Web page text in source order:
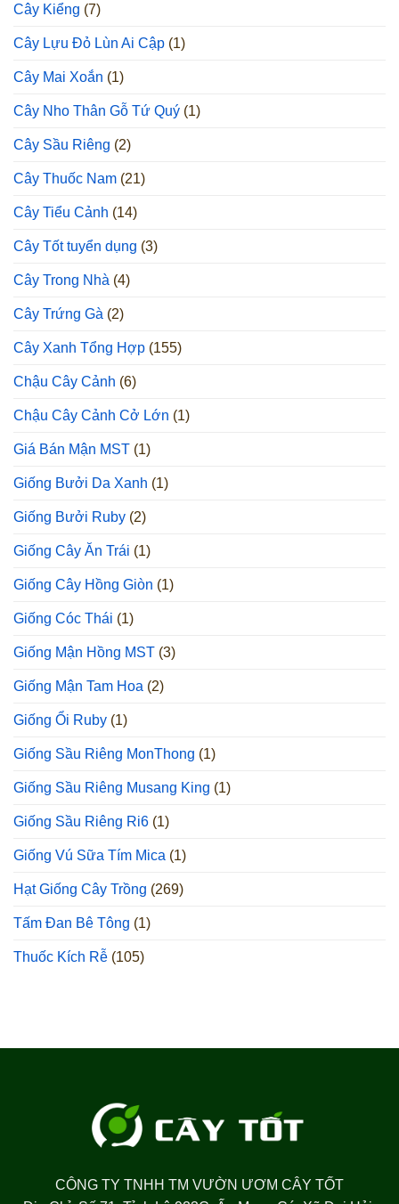
Cây Kiểng (7)
Cây Lựu Đỏ Lùn Ai Cập (1)
Cây Mai Xoắn (1)
Cây Nho Thân Gỗ Tứ Quý (1)
Cây Sầu Riêng (2)
Cây Thuốc Nam (21)
Cây Tiểu Cảnh (14)
Cây Tốt tuyển dụng (3)
Cây Trong Nhà (4)
Cây Trứng Gà (2)
Cây Xanh Tổng Hợp (155)
Chậu Cây Cảnh (6)
Chậu Cây Cảnh Cở Lớn (1)
Giá Bán Mận MST (1)
Giống Bưởi Da Xanh (1)
Giống Bưởi Ruby (2)
Giống Cây Ăn Trái (1)
Giống Cây Hồng Giòn (1)
Giống Cóc Thái (1)
Giống Mận Hồng MST (3)
Giống Mận Tam Hoa (2)
Giống Ổi Ruby (1)
Giống Sầu Riêng MonThong (1)
Giống Sầu Riêng Musang King (1)
Giống Sầu Riêng Ri6 (1)
Giống Vú Sữa Tím Mica (1)
Hạt Giống Cây Trồng (269)
Tấm Đan Bê Tông (1)
Thuốc Kích Rễ (105)
CÔNG TY TNHH TM VƯỜN ƯƠM CÂY TỐT